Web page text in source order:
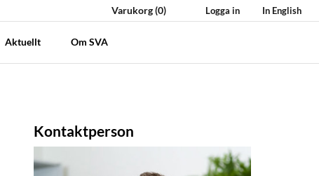
Varukorg(0) Logga in In English
Aktuellt Om SVA
Kontaktperson